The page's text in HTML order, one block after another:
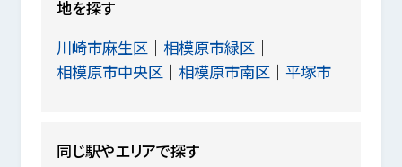
地を探す
川崎市麻生区
相模原市緑区
相模原市中央区
相模原市南区 平塚市
同じ駅やエリアで探す